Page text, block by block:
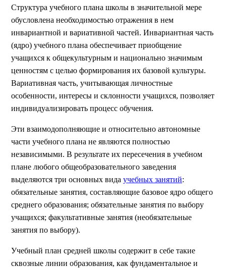
Структура учебного плана школы в значительной мере
обусловлена необходимостью отражения в нем
инвариантной и вариативной частей. Инвариантная часть
(ядро) учебного плана обеспечивает приобщение
учащихся к общекультурным и национально значимым
ценностям с целью формирования их базовой культуры.
Вариативная часть, учитывающая личностные
особенности, интересы и склонности учащихся, позволяет
индивидуализировать процесс обучения.
Эти взаимодополняющие и относительно автономные
части учебного плана не являются полностью
независимыми. В результате их пересечения в учебном
плане любого общеобразовательного заведения
выделяются три основных вида учебных занятий:
обязательные занятия, составляющие базовое ядро общего
среднего образования; обязательные занятия по выбору
учащихся; факультативные занятия (необязательные
занятия по выбору).
Учебный план средней школы содержит в себе такие
сквозные линии образования, как фундаментальное и